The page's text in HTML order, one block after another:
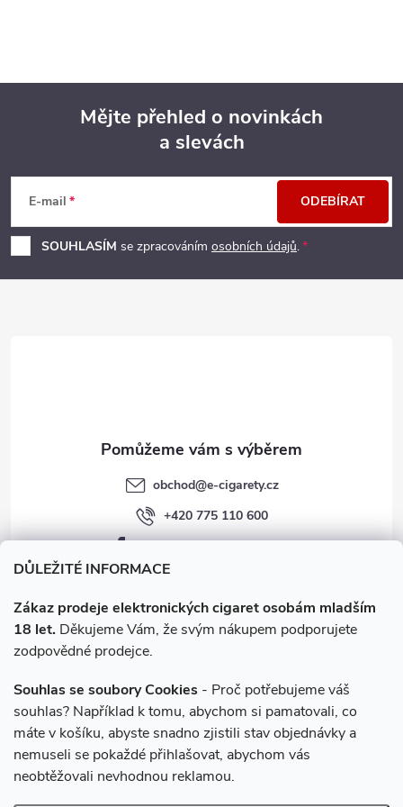
DŮLEŽITÉ INFORMACE
Zákaz prodeje elektronických cigaret osobám mladším
18 let. Děkujeme Vám, že svým nákupem podporujete
zodpovědné prodejce.
Souhlas se soubory Cookies - Proč potřebujeme váš
souhlas? Například k tomu, abychom si pamatovali, co
máte v košíku, abyste snadno zjistili stav objednávky a
nemuseli se pokaždé přihlašovat, abychom vás
neobtěžovali nevhodnou reklamou.
p
a
Mějte přehled o novinkách
a slevách
E-mail
SOUHLASÍM se zpracováním osobních údajů.
ODEBÍRAT
obchod@e-cigarety.cz
+420 775 110 600
facebook.com/e-cigarety.cz
Instagram